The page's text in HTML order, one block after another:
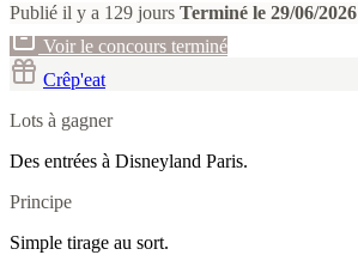
Publié il y a 129 jours Terminé le 29/06/2026
Voir le concours terminé
Crêp'eat
Lots à gagner
Des entrées à Disneyland Paris.
Principe
Simple tirage au sort.